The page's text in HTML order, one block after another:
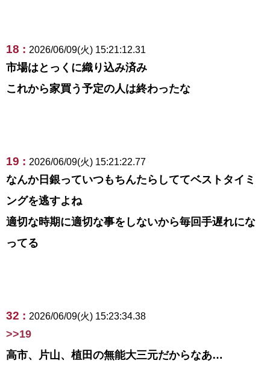
18 : 2026/06/09(火) 15:21:12.31
市場はとっくに織り込み済み
これから家買う予定の人は終わったな
19 : 2026/06/09(火) 15:21:22.77
なんか日銀っていつもちんたらしててベストタイミ
ングを逃すよね
適切な時期に適切な事をしないから毎回手遅れにな
ってる
32 : 2026/06/09(火) 15:23:34.38
>>19
高市、片山、植田の無能大三元だからなあ…